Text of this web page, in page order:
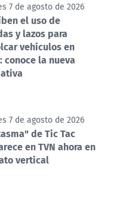
7 de agosto de 2026
el uso de
y lazos para
vehículos en
conoce la nueva
7 de agosto de 2026
de Tic Tac
en TVN ahora en
vertical